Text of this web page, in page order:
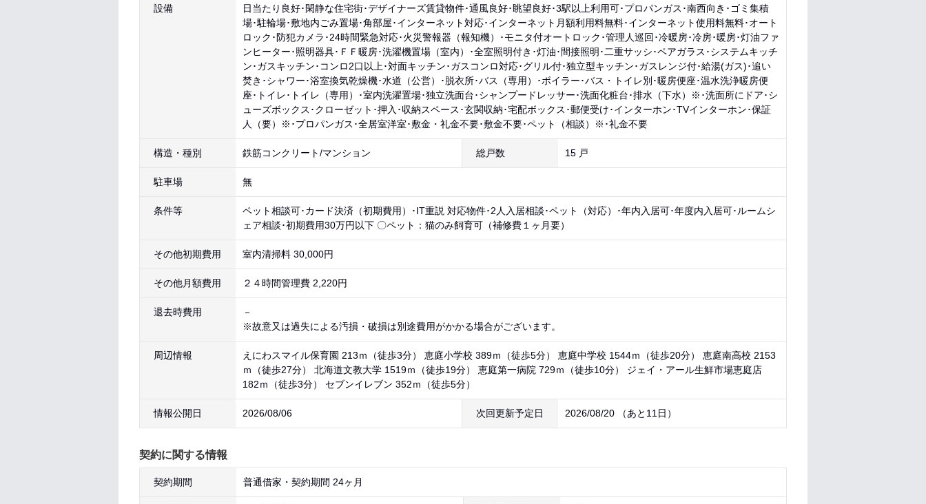
設備
日当たり良好･閑静な住宅街･デザイナーズ賃貸物件･通風良好･眺望良好･3駅以上利用可･プロパンガス･南西向き･ゴミ集積
場･駐輪場･敷地内ごみ置場･角部屋･インターネット対応･インターネット月額利用料無料･インターネット使用料無料･オート
ロック･防犯カメラ･24時間緊急対応･火災警報器（報知機）･モニタ付オートロック･管理人巡回･冷暖房･冷房･暖房･灯油ファ
ンヒーター･照明器具･ＦＦ暖房･洗濯機置場（室内）･全室照明付き･灯油･間接照明･二重サッシ･ペアガラス･システムキッチ
ン･ガスキッチン･コンロ2口以上･対面キッチン･ガスコンロ対応･グリル付･独立型キッチン･ガスレンジ付･給湯(ガス)･追い
焚き･シャワー･浴室換気乾燥機･水道（公営）･脱衣所･バス（専用）･ボイラー･バス・トイレ別･暖房便座･温水洗浄暖房便
座･トイレ･トイレ（専用）･室内洗濯置場･独立洗面台･シャンプードレッサー･洗面化粧台･排水（下水）※･洗面所にドア･シ
ューズボックス･クローゼット･押入･収納スペース･玄関収納･宅配ボックス･郵便受け･インターホン･TVインターホン･保証
人（要）※･プロパンガス･全居室洋室･敷金・礼金不要･敷金不要･ペット（相談）※･礼金不要
構造・種別 鉄筋コンクリート/マンション 総戸数 15 戸
駐車場 無
条件等
ペット相談可･カード決済（初期費用）･IT重説 対応物件･2人入居相談･ペット（対応）･年内入居可･年度内入居可･ルームシ
ェア相談･初期費用30万円以下 〇ペット：猫のみ飼育可（補修費１ヶ月要）
その他初期費用 室内清掃料 30,000円
その他月額費用 ２４時間管理費 2,220円
退去時費用
－
※故意又は過失による汚損・破損は別途費用がかかる場合がございます。
周辺情報
えにわスマイル保育園 213ｍ（徒歩3分） 恵庭小学校 389ｍ（徒歩5分） 恵庭中学校 1544ｍ（徒歩20分） 恵庭南高校 2153
ｍ（徒歩27分） 北海道文教大学 1519ｍ（徒歩19分） 恵庭第一病院 729ｍ（徒歩10分） ジェイ・アール生鮮市場恵庭店
182ｍ（徒歩3分） セブンイレブン 352ｍ（徒歩5分）
情報公開日 2026/08/06 次回更新予定日 2026/08/20 （あと 11日 ）
契約に関する情報
契約期間 普通借家・契約期間 24ヶ月